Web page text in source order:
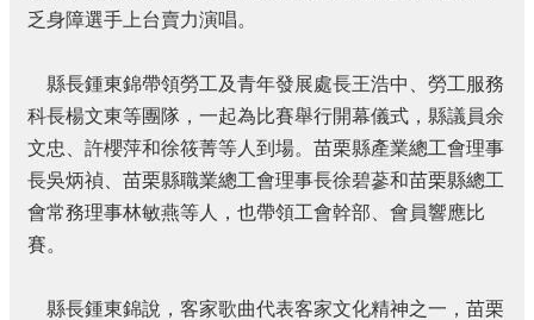
結
訊
公
開
法
令
乏身障選手上台賣力演唱。
縣長鍾東錦帶領勞工及青年發展處長王浩中、勞工服務
科長楊文東等團隊，一起為比賽舉行開幕儀式，縣議員余
文忠、許櫻萍和徐筱菁等人到場。苗栗縣產業總工會理事
長吳炳禎、苗栗縣職業總工會理事長徐碧蔘和苗栗縣總工
會常務理事林敏燕等人，也帶領工會幹部、會員響應比
賽。
縣長鍾東錦說，客家歌曲代表客家文化精神之一，苗栗